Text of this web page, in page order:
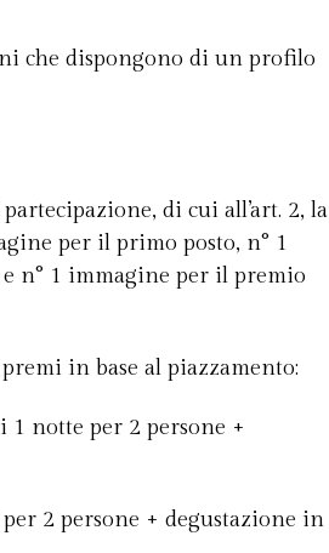
che dispongono di un profilo
di cui all’art. 2, la
per il primo posto, n° 1
n° 1 immagine per il premio
in base al piazzamento:
notte per 2 persone +
2 persone + degustazione in